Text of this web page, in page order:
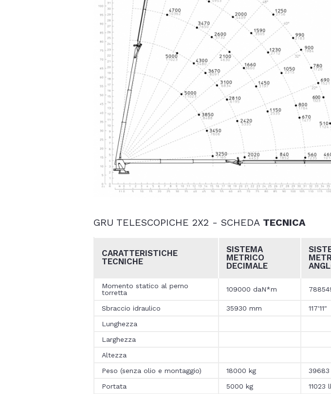
GRU TELESCOPICHE 2X2 - SCHEDA TECNICA
CARATTERISTICHE
TECNICHE
SISTEMA
METRICO
DECIMALE
Momento statico al perno
torretta
109000 daN*m
Sbraccio idraulico 35930 mm
117'11"
Lunghezza
Larghezza
Altezza
Peso (senza olio e montaggio)
18000 kg
39683
Portata
5000 kg
11023